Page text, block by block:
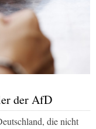
der AfD
die nicht